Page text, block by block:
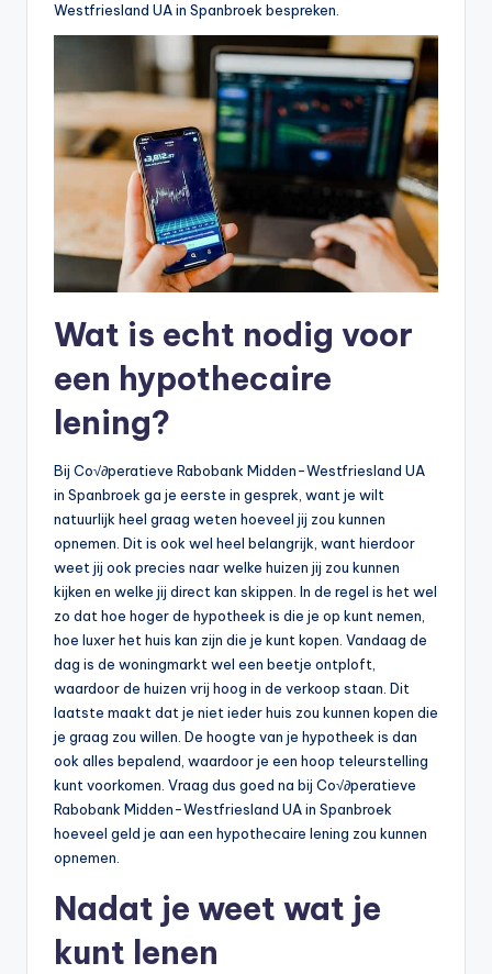
Westfriesland UA in Spanbroek bespreken.
Wat is echt nodig voor
een hypothecaire
lening?
Bij Co√∂peratieve Rabobank Midden-Westfriesland UA
in Spanbroek ga je eerste in gesprek, want je wilt
natuurlijk heel graag weten hoeveel jij zou kunnen
opnemen. Dit is ook wel heel belangrijk, want hierdoor
weet jij ook precies naar welke huizen jij zou kunnen
kijken en welke jij direct kan skippen. In de regel is het wel
zo dat hoe hoger de hypotheek is die je op kunt nemen,
hoe luxer het huis kan zijn die je kunt kopen. Vandaag de
dag is de woningmarkt wel een beetje ontploft,
waardoor de huizen vrij hoog in de verkoop staan. Dit
laatste maakt dat je niet ieder huis zou kunnen kopen die
je graag zou willen. De hoogte van je hypotheek is dan
ook alles bepalend, waardoor je een hoop teleurstelling
kunt voorkomen. Vraag dus goed na bij Co√∂peratieve
Rabobank Midden-Westfriesland UA in Spanbroek
hoeveel geld je aan een hypothecaire lening zou kunnen
opnemen.
Nadat je weet wat je
kunt lenen